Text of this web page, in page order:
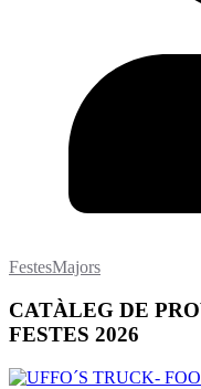
FestesMajors
CATÀLEG DE
FESTES 2026